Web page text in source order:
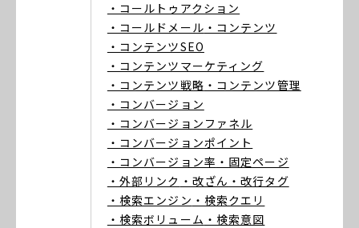
・コールトゥアクション
・コールドメール ・コンテンツ
・コンテンツSEO
・コンテンツマーケティング
・コンテンツ戦略 ・コンテンツ管理
・コンバージョン
・コンバージョンファネル
・コンバージョンポイント
・コンバージョン率 ・固定ページ
・外部リンク ・改ざん ・改行タグ
・検索エンジン ・検索クエリ
・検索ボリューム ・検索意図